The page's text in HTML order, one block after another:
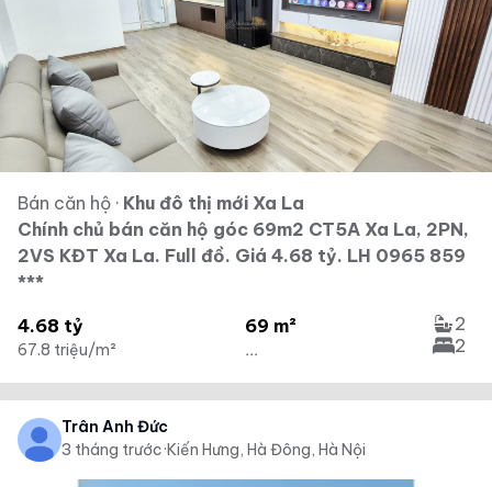
Bán căn hộ · Khu đô thị mới Xa La
Chính chủ bán căn hộ góc 69m2 CT5A Xa La, 2PN,
2VS KĐT Xa La. Full đồ. Giá 4.68 tỷ. LH 0965 859
***
4.68 tỷ
67.8 triệu/m²
69 m²
...
2
2
Trân Anh Đức
3 tháng trước·Kiến Hưng, Hà Đông, Hà Nội